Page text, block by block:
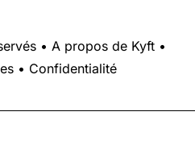
• A propos de Kyft •
• Confidentialité